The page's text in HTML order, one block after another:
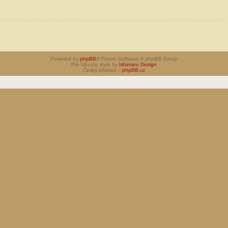
Powered by phpBB® Forum Software © phpBB Group
Pro Ubuntu style by Ishimaru Design
Český překlad – phpBB.cz